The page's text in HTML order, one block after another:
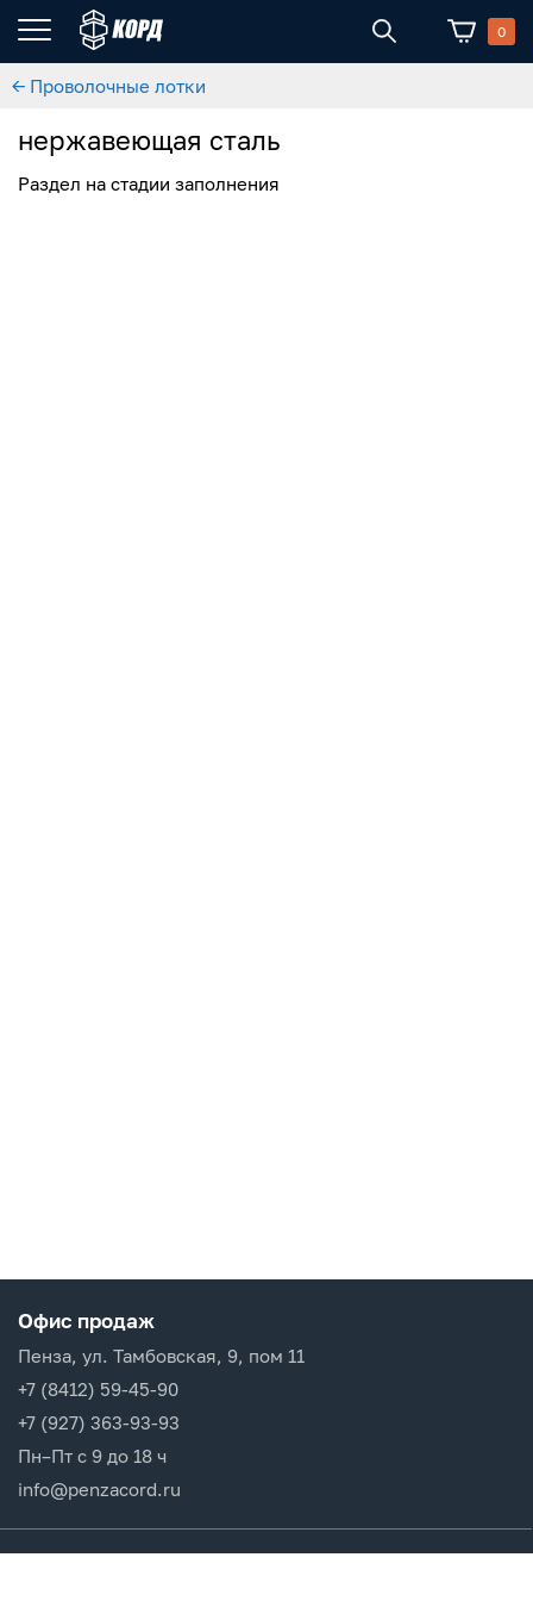
0
← Проволочные лотки
нержавеющая сталь
Раздел на стадии заполнения
Офис продаж
Пенза, ул. Тамбовская, 9, пом 11
+7 (8412) 59-45-90
+7 (927) 363-93-93
Пн–Пт с 9 до 18 ч
info@penzacord.ru
Производители